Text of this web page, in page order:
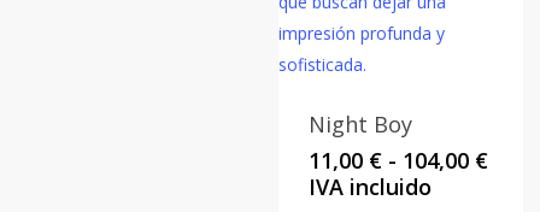
Night Boy
11,00 € - 104,00 €
IVA incluido